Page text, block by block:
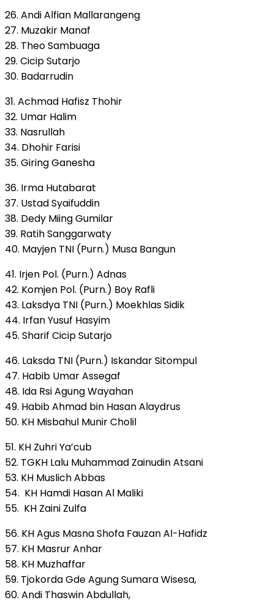
26. Andi Alfian Mallarangeng
27. Muzakir Manaf
28. Theo Sambuaga
29. Cicip Sutarjo
30. Badarrudin
31. Achmad Hafisz Thohir
32. Umar Halim
33. Nasrullah
34. Dhohir Farisi
35. Giring Ganesha
36. Irma Hutabarat
37. Ustad Syaifuddin
38. Dedy Miing Gumilar
39. Ratih Sanggarwaty
40. Mayjen TNI (Purn.) Musa Bangun
41. Irjen Pol. (Purn.) Adnas
42. Komjen Pol. (Purn.) Boy Rafli
43. Laksdya TNI (Purn.) Moekhlas Sidik
44. Irfan Yusuf Hasyim
45. Sharif Cicip Sutarjo
46. Laksda TNI (Purn.) Iskandar Sitompul
47. Habib Umar Assegaf
48. Ida Rsi Agung Wayahan
49. Habib Ahmad bin Hasan Alaydrus
50. KH Misbahul Munir Cholil
51. KH Zuhri Ya’cub
52. TGKH Lalu Muhammad Zainudin Atsani
53. KH Muslich Abbas
54. KH Hamdi Hasan Al Maliki
55. KH Zaini Zulfa
56. KH Agus Masna Shofa Fauzan Al-Hafidz
57. KH Masrur Anhar
58. KH Muzhaffar
59. Tjokorda Gde Agung Sumara Wisesa,
60. Andi Thaswin Abdullah,